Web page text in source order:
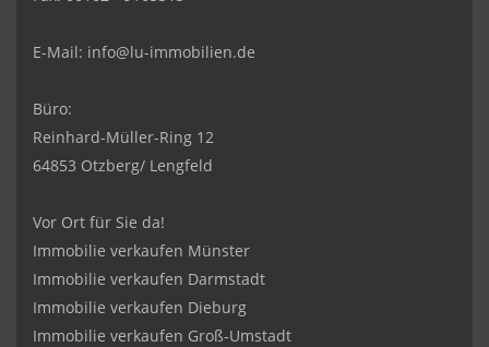
E-Mail: info@lu-immobilien.de
Büro:
Reinhard-Müller-Ring 12
64853 Otzberg/ Lengfeld
Vor Ort für Sie da!
Immobilie verkaufen Münster
Immobilie verkaufen Darmstadt
Immobilie verkaufen Dieburg
Immobilie verkaufen Groß-Umstadt